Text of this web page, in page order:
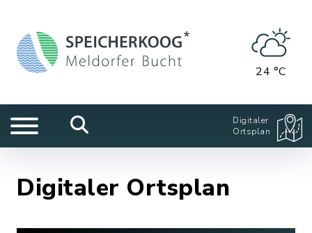
24 °C
Digitaler
Ortsplan
Digitaler Ortsplan